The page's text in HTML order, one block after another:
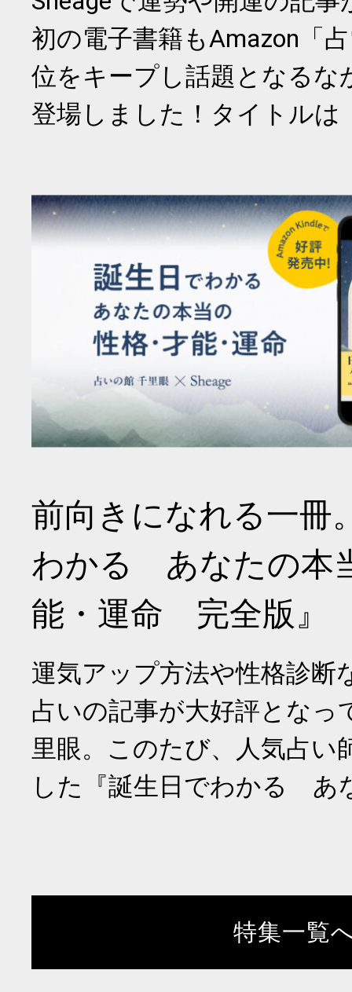
初の電子書籍もAmazon「
位をキープし話題となるな
登場しました！タイトルは
前向きになれる一冊
わかる あなたの本
能・運命 完全版』
運気アップ方法や性格診断
占いの記事が大好評となっ
里眼。このたび、人気占い
した『誕生日でわかる あ
特集一覧